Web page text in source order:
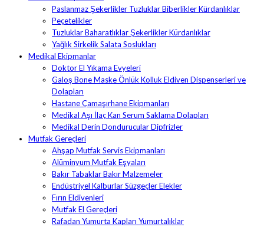
Paslanmaz Şekerlikler Tuzluklar Biberlikler Kürdanlıklar
Peçetelikler
Tuzluklar Baharatlıklar Şekerlikler Kürdanlıklar
Yağlık Sirkelik Salata Soslukları
Medikal Ekipmanlar
Doktor El Yıkama Evyeleri
Galoş Bone Maske Önlük Kolluk Eldiven Dispenserleri ve
Dolapları
Hastane Çamaşırhane Ekipmanları
Medikal Aşı İlaç Kan Serum Saklama Dolapları
Medikal Derin Dondurucular Dipfrizler
Mutfak Gereçleri
Ahşap Mutfak Servis Ekipmanları
Alüminyum Mutfak Eşyaları
Bakır Tabaklar Bakır Malzemeler
Endüstriyel Kalburlar Süzgeçler Elekler
Fırın Eldivenleri
Mutfak El Gereçleri
Rafadan Yumurta Kapları Yumurtalıklar